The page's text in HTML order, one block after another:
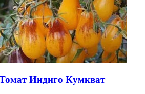
Индиго Кумкват